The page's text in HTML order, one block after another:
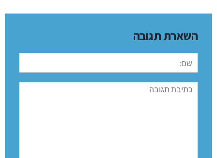
השארת תגובה
שם:
תגובה